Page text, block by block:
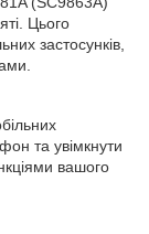
Цього
застосунків,
та увімкнути
вашого